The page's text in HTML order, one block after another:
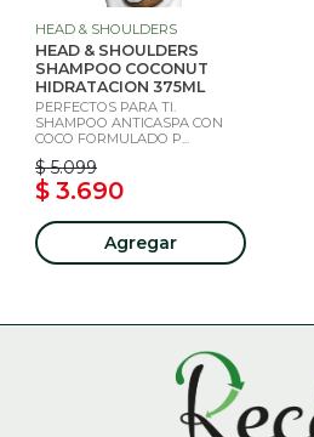
HEAD & SHOULDERS
HEAD & SHOULDERS
SHAMPOO COCONUT
HIDRATACION 375ML
PERFECTOS PARA TI.
SHAMPOO ANTICASPA CON
COCO FORMULADO P...
$ 5.099
$ 3.690
Agregar